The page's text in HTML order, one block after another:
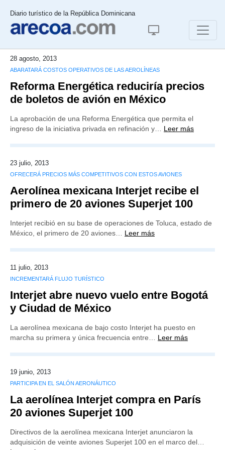
Diario turístico de la República Dominicana
28 agosto, 2013
ABARATARÁ COSTOS OPERATIVOS DE LAS AEROLÍNEAS
Reforma Energética reduciría precios
de boletos de avión en México
La aprobación de una Reforma Energética que permita el
ingreso de la iniciativa privada en refinación y… Leer más
23 julio, 2013
OFRECERÁ PRECIOS MÁS COMPETITIVOS CON ESTOS AVIONES
Aerolínea mexicana Interjet recibe el
primero de 20 aviones Superjet 100
Interjet recibió en su base de operaciones de Toluca, estado de
México, el primero de 20 aviones… Leer más
11 julio, 2013
INCREMENTARÁ FLUJO TURÍSTICO
Interjet abre nuevo vuelo entre Bogotá
y Ciudad de México
La aerolínea mexicana de bajo costo Interjet ha puesto en
marcha su primera y única frecuencia entre… Leer más
19 junio, 2013
PARTICIPA EN EL SALÓN AERONÁUTICO
La aerolínea Interjet compra en París
20 aviones Superjet 100
Directivos de la aerolínea mexicana Interjet anunciaron la
adquisición de veinte aviones Superjet 100 en el marco del…